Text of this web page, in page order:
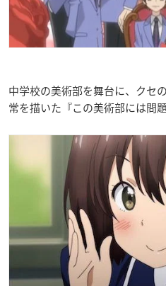
中学校の美術部を舞台に、クセ
常を描いた『この美術部には問